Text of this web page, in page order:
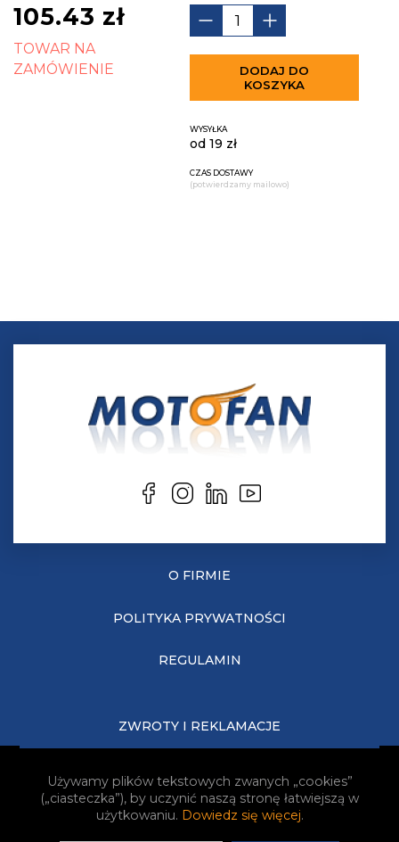
105.43 zł
TOWAR NA
ZAMÓWIENIE
DODAJ DO
KOSZYKA
WYSYŁKA
od 19 zł
CZAS DOSTAWY
(potwierdzamy mailowo)
O FIRMIE
POLITYKA PRYWATNOŚCI
REGULAMIN
ZWROTY I REKLAMACJE
JAK KUPOWAĆ?
Używamy plików tekstowych zwanych „cookies”
(„ciasteczka”), by uczynić naszą stronę łatwiejszą w
użytkowaniu. Dowiedz się więcej.